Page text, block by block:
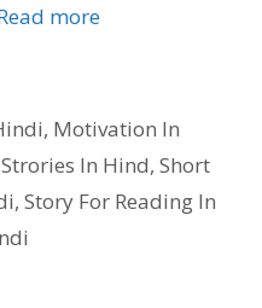
more
, Motivation In
In Hind, Short
, Story For Reading In